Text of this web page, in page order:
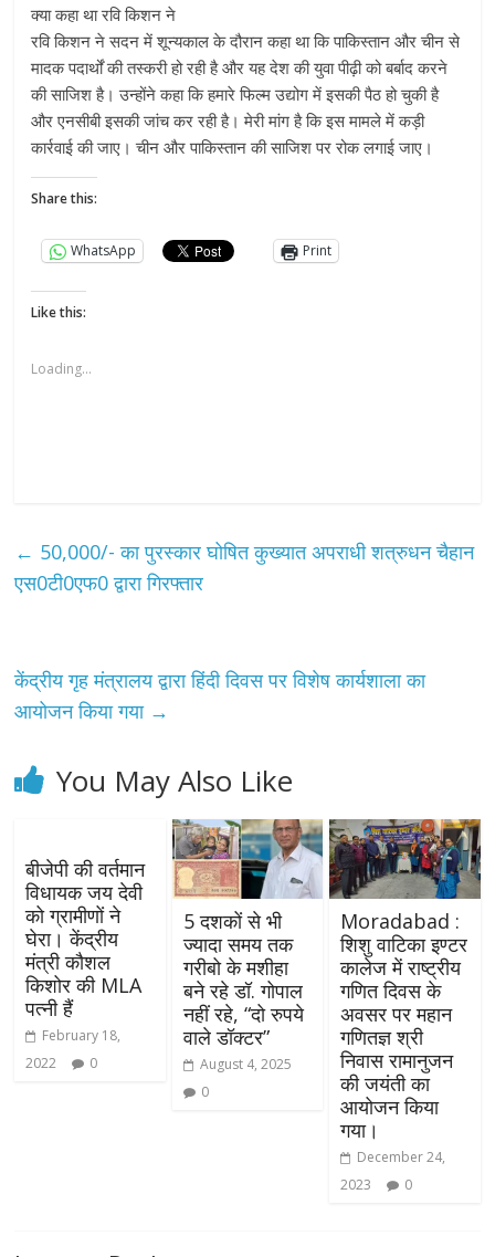
क्या कहा था रवि किशन ने
रवि किशन ने सदन में शून्यकाल के दौरान कहा था कि पाकिस्तान और चीन से
मादक पदार्थों की तस्करी हो रही है और यह देश की युवा पीढ़ी को बर्बाद करने
की साजिश है। उन्होंने कहा कि हमारे फिल्म उद्योग में इसकी पैठ हो चुकी है
और एनसीबी इसकी जांच कर रही है। मेरी मांग है कि इस मामले में कड़ी
कार्रवाई की जाए। चीन और पाकिस्तान की साजिश पर रोक लगाई जाए।
Share this:
WhatsApp Print
Like this:
Loading...
← 50,000/- का पुरस्कार घोषित कुख्यात अपराधी शत्रुधन चैहान
एस0टी0एफ0 द्वारा गिरफ्तार
केंद्रीय गृह मंत्रालय द्वारा हिंदी दिवस पर विशेष कार्यशाला का
आयोजन किया गया →
You May Also Like
बीजेपी की वर्तमान
विधायक जय देवी
को ग्रामीणों ने
घेरा। केंद्रीय
मंत्री कौशल
किशोर की MLA
पत्नी हैं
February 18,
2022
0
5 दशकों से भी
ज्‍यादा समय तक
गरीबो के मशीहा
बने रहे डॉ. गोपाल
नहीं रहे, “दो रुपये
वाले डॉक्टर”
August 4, 2025
0
Moradabad :
शिशु वाटिका इण्टर
कालेज में राष्ट्रीय
गणित दिवस के
अवसर पर महान
गणितज्ञ श्री
निवास रामानुजन
की जयंती का
आयोजन किया
गया।
December 24,
2023
0